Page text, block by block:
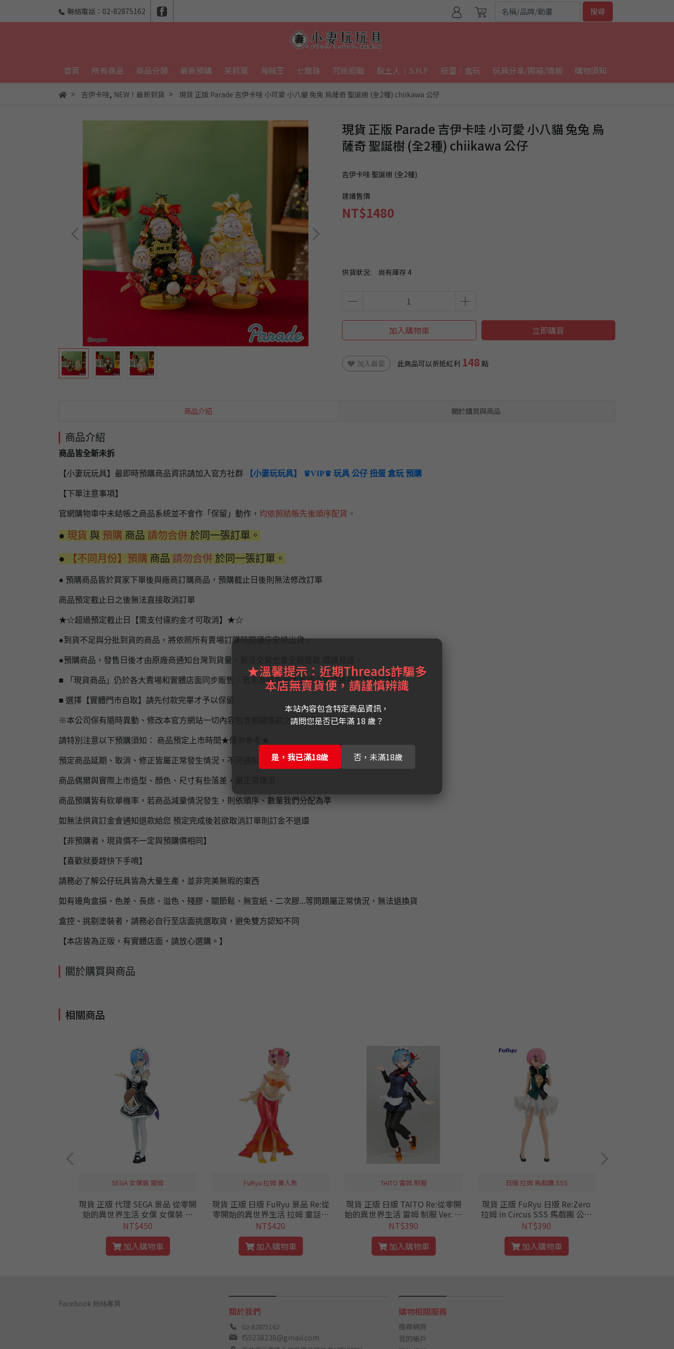
聯絡電話：02-82875162 搜尋
首頁 所有商品 商品分類 最新預購 芙莉蓮 海賊王 七龍珠 咒術迴戰 黏土人｜S.H.F 扭蛋｜盒玩 玩具分享/開箱/情報 購物須知
吉伊卡哇, NEW！最新到貨 現貨 正版 Parade 吉伊卡哇 小可愛 小八貓 兔兔 烏薩奇 聖誕樹 (全2種) chiikawa 公仔
現貨 正版 Parade 吉伊卡哇 小可愛 小八貓 兔兔 烏
薩奇 聖誕樹 (全2種) chiikawa 公仔
吉伊卡哇 聖誕樹 (全2種)
建議售價
NT$1480
供貨狀況: 尚有庫存 4
加入購物車 立即購買
加入最愛 此商品可以折抵紅利 148 點
商品介紹 關於購買與商品
商品介紹
商品皆全新未拆
【小妻玩玩具】最即時預購商品資訊請加入官方社群 【小妻玩玩具】 ♛VIP♛ 玩具 公仔 扭蛋 盒玩 預購
【下單注意事項】
官網購物車中未結帳之商品系統並不會作「保留」動作， 均依照結帳先後順序配貨。
● 現貨 與 預購 商品 請勿合併 於同一張訂單。
● 【不同月份】預購 商品 請勿合併 於同一張訂單。
● 預購商品皆於買家下單後與廠商訂購商品，預購截止日後則無法修改訂單
商品預定截止日之後無法直接取消訂單
★☆超過預定截止日【需支付違約金才可取消】★☆
●到貨不足與分批到貨的商品，將依照所有賣場訂購時間順序安排出貨。
●預購商品，發售日後才由原廠商通知台灣到貨量，無法交貨也會全額退款,還請見諒。
■ 「現貨商品」仍於各大賣場和實體店面同步販售，若未及時更新數量商品售完將通知取消訂單
■ 選擇【實體門市自取】請先付款完畢才予以保留
※本公司保有隨時異動、修改本官方網站一切內容包含相關條款之政策權利。
請特別注意以下預購須知： 商品預定上市時間★僅供參考★
預定商品延期、取消、修正皆屬正常發生情況，不另通知， 實際到貨時間為上市後1-2個月左右
商品偶爾與實際上市造型、顏色、尺寸有些落差，屬正常情況
商品預購皆有砍單機率，若商品減量情況發生，則依順序、數量我們分配為準
如無法供貨訂金會通知退款給您 預定完成後若欲取消訂單則訂金不退還
【非預購者，現貨價不一定與預購價相同】
【喜歡就要趕快下手唷】
請務必了解公仔玩具皆為大量生產，並非完美無瑕的東西
如有邊角盒損、色差、長痣、溢色、殘膠、關節鬆、無宣紙、二次膠...等問題屬正常情況，無法退換貨
盒控、挑剔塗裝者，請務必自行至店面挑選取貨，避免雙方認知不同
【本店皆為正版，有實體店面，請放心選購。】
關於購買與商品
相關商品
SEGA 女僕裝 雷姆
現貨 正版 代理 SEGA 景品 從零開
始的異世界生活 女僕 女僕裝 雷
姆 公仔 ver. 1.5 從零 公仔
NT$450
加入購物車
FuRyu 拉姆 美人魚
現貨 正版 日版 FuRyu 景品 Re:從
零開始的異世界生活 拉姆 童話系
列 美人魚 公仔 人魚 SSS 從零 RE
0
NT$420
加入購物車
TAITO 雷姆 制服
現貨 正版 日版 TAITO Re:從零開
始的異世界生活 雷姆 制服 Ver. 公
仔 景品 從零 RE0 打工
NT$390
加入購物車
日版 拉姆 馬戲團 SSS
現貨 正版 FuRyu 日版 Re:Zero
拉姆 in Circus SSS 馬戲團 公仔
從零
NT$390
加入購物車
關於我們
02-82875162
f55238238@gmail.com
購物相關服務
搜尋網頁
我的帳戶
Facebook 粉絲專頁
★溫馨提示：近期Threads詐騙多
本店無賣貨便，請謹慎辨識
本站內容包含特定商品資訊，
請問您是否已年滿 18 歲？
是，我已滿18歲 否，未滿18歲